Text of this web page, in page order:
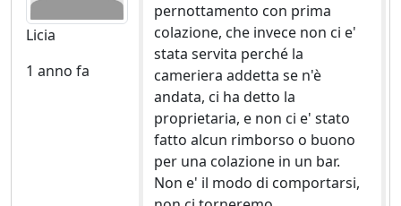
Licia
1 anno fa
pernottamento con prima
colazione, che invece non ci e'
stata servita perché la
cameriera addetta se n'è
andata, ci ha detto la
proprietaria, e non ci e' stato
fatto alcun rimborso o buono
per una colazione in un bar.
Non e' il modo di comportarsi,